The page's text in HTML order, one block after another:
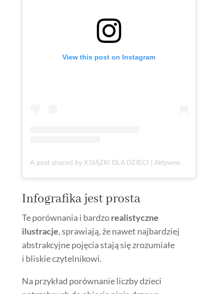
View this post on Instagram
Infografika jest prosta
Te porównania i bardzorealistyczne
ilustracje, sprawiają, że nawet najbardziej
abstrakcyjne pojęcia stają się zrozumiałe
i bliskie czytelnikowi.
Na przykład porównanie liczby dzieci